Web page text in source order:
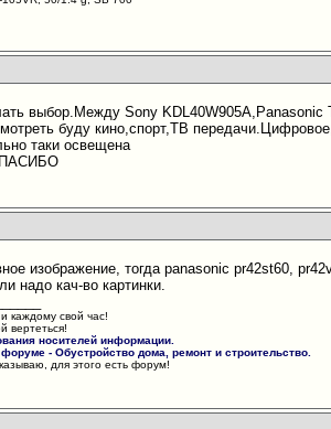
выбор.Между Sony
буду кино,спорт,ТВ
таки освещена
изображение, тогда panasonic pr42st60,
надо кач-во картинки.
каждому свой час!
вертеться!
носителей информации.
- Обустройство дома, ремонт и строительство.
для этого есть форум!